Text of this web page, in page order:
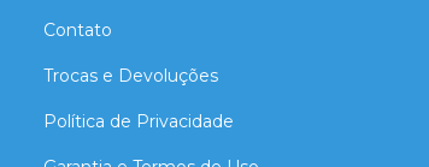
Contato
Trocas e Devoluções
Política de Privacidade